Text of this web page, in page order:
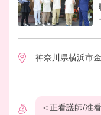
神奈川県横浜市
＜正看護師/准